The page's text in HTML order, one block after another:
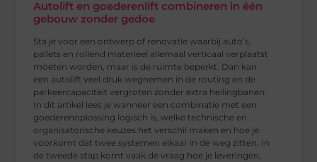
Autolift en goederenlift combineren in één
gebouw zonder gedoe
Sta je voor een ontwerp of renovatie waarbij auto’s,
pallets en rollend materieel allemaal verticaal verplaatst
moeten worden, maar is de ruimte beperkt. Dan kan
een autolift veel druk wegnemen in de routing en de
parkeercapaciteit vergroten zonder extra hellingbanen.
In dit artikel lees je wanneer een combinatie met een
goederenoplossing logisch is, welke technische en
organisatorische keuzes het verschil maken en hoe je
voorkomt dat twee systemen elkaar in de weg zitten. In
de tweede stap komt vaak de vraag hoe je leveringen,